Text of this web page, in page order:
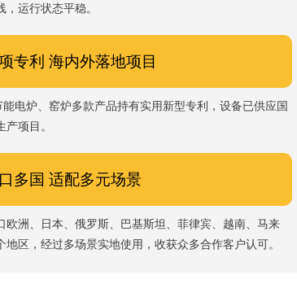
，运行状态平稳。
专利 海内外落地项目
能电炉、窑炉多款产品持有实用新型专利，设备已供应国
产项目。
多国 适配多元场景
欧洲、日本、俄罗斯、巴基斯坦、菲律宾、越南、马来
地区，经过多场景实地使用，收获众多合作客户认可。